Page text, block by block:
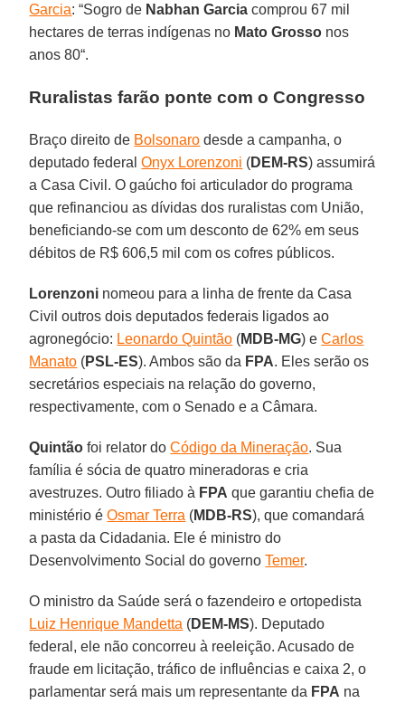
Garcia: “Sogro de Nabhan Garcia comprou 67 mil
hectares de terras indígenas no Mato Grosso nos
anos 80“.
Ruralistas farão ponte com o Congresso
Braço direito de Bolsonaro desde a campanha, o
deputado federalOnyx Lorenzoni (DEM-RS) assumirá
a Casa Civil. O gaúcho foi articulador do programa
que refinanciou as dívidas dos ruralistas com União,
beneficiando-se com um desconto de 62% em seus
débitos de R$ 606,5 mil com os cofres públicos.
Lorenzoni nomeou para a linha de frente da Casa
Civil outros dois deputados federais ligados ao
agronegócio: Leonardo Quintão (MDB-MG) eCarlos
Manato (PSL-ES). Ambos são da FPA. Eles serão os
secretários especiais na relação do governo,
respectivamente, com o Senado e a Câmara.
Quintão foi relator doCódigo da Mineração. Sua
família é sócia de quatro mineradoras e cria
avestruzes. Outro filiado à FPA que garantiu chefia de
ministério éOsmar Terra (MDB-RS), que comandará
a pasta da Cidadania. Ele é ministro do
Desenvolvimento Social do governoTemer.
O ministro da Saúde será o fazendeiro e ortopedista
Luiz Henrique Mandetta (DEM-MS). Deputado
federal, ele não concorreu à reeleição. Acusado de
fraude em licitação, tráfico de influências e caixa 2, o
parlamentar será mais um representante da FPA na